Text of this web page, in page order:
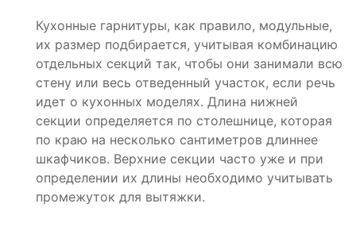
Кухонные гарнитуры, как правило, модульные,
их размер подбирается, учитывая комбинацию
отдельных секций так, чтобы они занимали всю
стену или весь отведенный участок, если речь
идет о кухонных моделях. Длина нижней
секции определяется по столешнице, которая
по краю на несколько сантиметров длиннее
шкафчиков. Верхние секции часто уже и при
определении их длины необходимо учитывать
промежуток для вытяжки.